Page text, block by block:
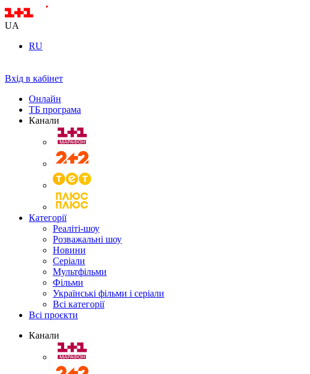
UA
RU
Вхід в кабінет
Онлайн
ТБ програма
Канали
Категорії
Реаліті-шоу
Розважальні шоу
Новини
Серіали
Мультфільми
Фільми
Українські фільми і серіали
Всі категорії
Всі проєкти
Канали